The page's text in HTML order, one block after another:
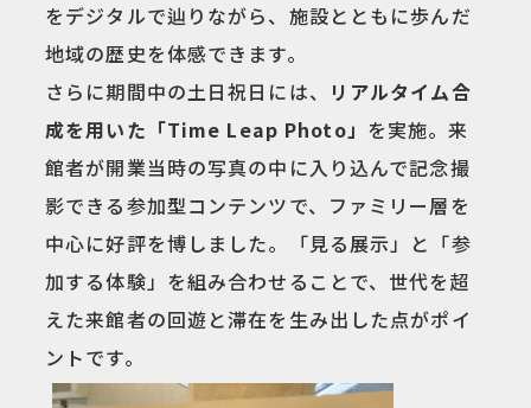
をデジタルで辿りながら、施設とともに歩んだ
地域の歴史を体感できます。
さらに期間中の土日祝日には、 リアルタイム合
成を用いた「Time Leap Photo」 を実施。来
館者が開業当時の写真の中に入り込んで記念撮
影できる参加型コンテンツで、ファミリー層を
中心に好評を博しました。「見る展示」と「参
加する体験」を組み合わせることで、世代を超
えた来館者の回遊と滞在を生み出した点がポイ
ントです。